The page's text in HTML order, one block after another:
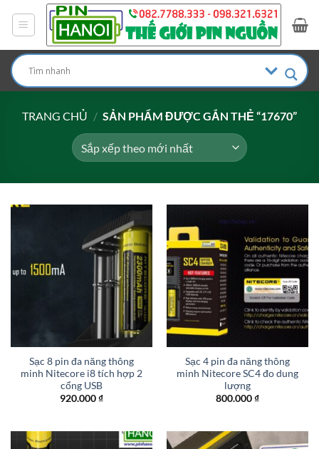
dung
TRANG CHỦ / SẢN PHẨM ĐƯỢC GẮN THẺ “17670”
Sạc 8 pin đa năng thông
minh Nitecore i8 tích hợp 2
cổng USB
920.000₫
Sạc 4 pin đa năng thông
minh Nitecore SC4 đo dung
lượng
800.000₫